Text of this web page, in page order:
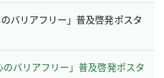
バリアフリー」普及啓発ポスタ
バリアフリー」普及啓発ポスタ